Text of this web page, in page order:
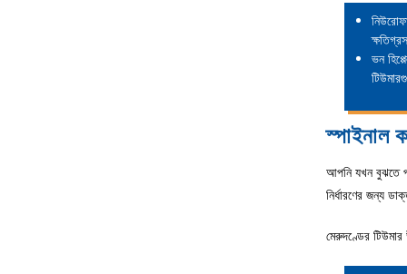
ভন
স্পাইনাল
আপনি যখন বুঝতে
নির্ধারণের জন্য
মেরুদণ্ডের টিউমার